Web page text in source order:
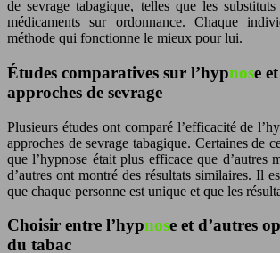
de sevrage tabagique, telles que les
médicaments sur ordonnance. Chaque
méthode qui fonctionne le mieux pour lui.
Études comparatives sur l’hypnose
approches de sevrage
Plusieurs études ont comparé l’efficacité de
approches de sevrage tabagique. Certaines de
que l’hypnose était plus efficace que d’autres
d’autres ont montré des résultats similaires. Il
que chaque personne est unique et que les
Choisir entre l’hypnose et d’autres
du tabac